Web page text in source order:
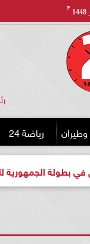
1448
هـ
رياضة 24
للكيك